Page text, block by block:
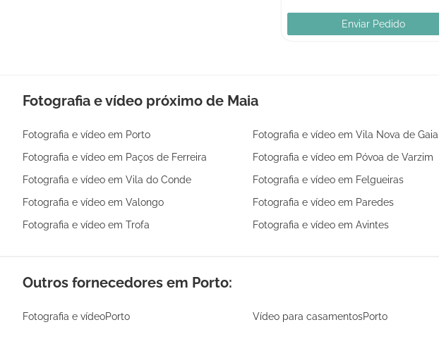
Enviar Pedido
Fotografia e vídeo próximo de Maia
Fotografia e vídeo em Porto Fotografia e vídeo em Vila Nova de Gaia
Fotografia e vídeo em Paços de Ferreira
Fotografia e vídeo em Póvoa de Varzim
Fotografia e vídeo em Vila do Conde
Fotografia e vídeo em Felgueiras
Fotografia e vídeo em Valongo
Fotografia e vídeo em Paredes
Fotografia e vídeo em Trofa
Fotografia e vídeo em Avintes
Outros fornecedores em Porto:
Fotografia e vídeoPorto Vídeo para casamentosPorto